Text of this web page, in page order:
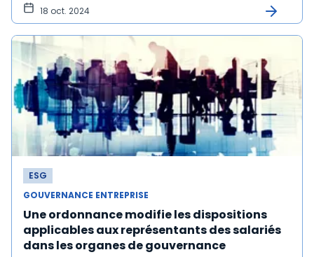
18 oct. 2024
ESG
GOUVERNANCE ENTREPRISE
Une ordonnance modifie les dispositions
applicables aux représentants des salariés
dans les organes de gouvernance